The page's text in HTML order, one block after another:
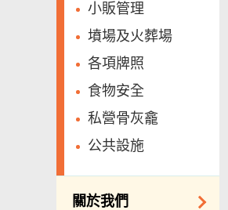
小販管理
墳場及火葬場
各項牌照
食物安全
私營骨灰龕
公共設施
關於我們